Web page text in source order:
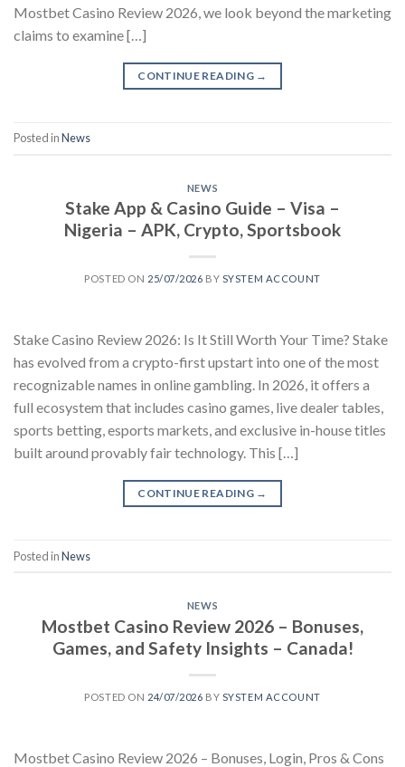
Mostbet Casino Review 2026, we look beyond the marketing
claims to examine […]
CONTINUE READING →
Posted inNews
NEWS
Stake App & Casino Guide – Visa –
Nigeria – APK, Crypto, Sportsbook
POSTED ON 25/07/2026 BY SYSTEM ACCOUNT
Stake Casino Review 2026: Is It Still Worth Your Time? Stake
has evolved from a crypto-first upstart into one of the most
recognizable names in online gambling. In 2026, it offers a
full ecosystem that includes casino games, live dealer tables,
sports betting, esports markets, and exclusive in-house titles
built around provably fair technology. This […]
CONTINUE READING →
Posted inNews
NEWS
Mostbet Casino Review 2026 – Bonuses,
Games, and Safety Insights – Canada!
POSTED ON 24/07/2026 BY SYSTEM ACCOUNT
Mostbet Casino Review 2026 – Bonuses, Login, Pros & Cons